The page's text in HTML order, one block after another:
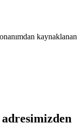
kaynaklanan